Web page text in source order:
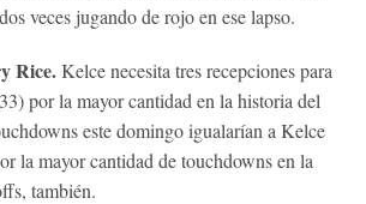
veces jugando de rojo en ese lapso.
Rice.Kelce necesita tres recepciones para
por la mayor cantidad en la historia del
este domingo igualarían a Kelce
la mayor cantidad de touchdowns en la
también.